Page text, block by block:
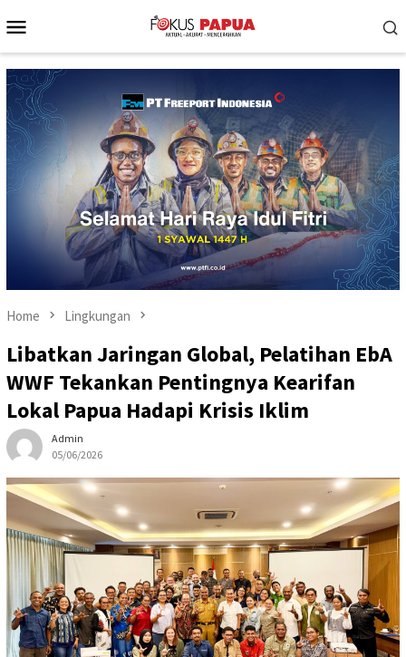
to
Menu
Home Lingkungan
Libatkan Jaringan Global, Pelatihan EbA
WWF Tekankan Pentingnya Kearifan
Lokal Papua Hadapi Krisis Iklim
Admin
05/06/2026